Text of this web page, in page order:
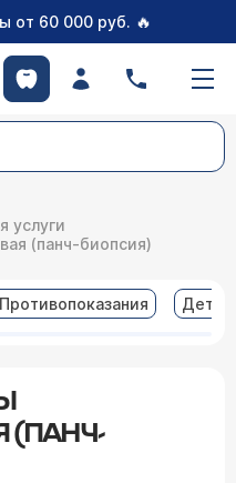
от 60 000 руб. 🔥
услуги
(панч-биопсия)
Противопоказания
(ПАНЧ-